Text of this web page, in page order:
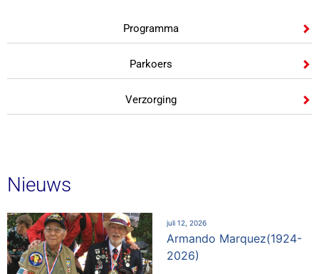
Programma
Parkoers
Verzorging
Nieuws
juli 12, 2026
Armando Marquez(1924-
2026)